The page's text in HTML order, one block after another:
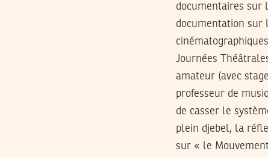
documentaires sur
documentation sur
Journées
amateur (avec
professeur de
de casser le
plein djebel, la
sur « le